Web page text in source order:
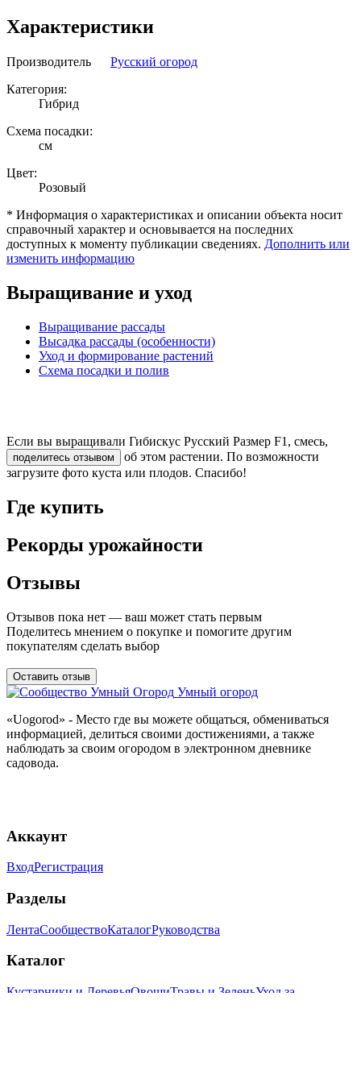
Характеристики
Производитель
Русский огород
Категория:
Гибрид
Схема посадки:
см
Цвет:
Розовый
* Информация о характеристиках и описании объекта носит
справочный характер и основывается на последних
доступных к моменту публикации сведениях. Дополнить или
изменить информацию
Выращивание и уход
Выращивание рассады
Высадка рассады (особенности)
Уход и формирование растений
Схема посадки и полив
Если вы выращивали Гибискус Русский Размер F1, смесь,
поделитесь отзывом
об этом растении. По возможности
загрузите фото куста или плодов. Спасибо!
Где купить
Рекорды урожайности
Отзывы
Отзывов пока нет — ваш может стать первым
Поделитесь мнением о покупке и помогите другим
покупателям сделать выбор
Оставить отзыв
Умный огород
«Uogorod» - Место где вы можете общаться, обмениваться
информацией, делиться своими достижениями, а также
наблюдать за своим огородом в электронном дневнике
садовода.
Аккаунт
ВходРегистрация
Разделы
ЛентаСообществоКаталогРуководства
Каталог
Кустарники и ДеревьяОвощиТравы и ЗеленьУход за